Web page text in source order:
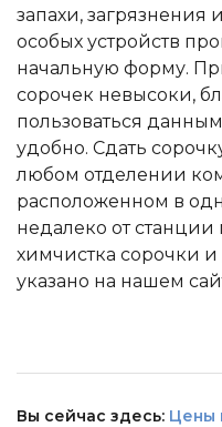
запахи, загрязнения
особых устройств
начальную форму.
сорочек невысоки,
пользоваться
удобно. Сдать
любом отделении
расположенном в
недалеко от станции
химчистка сорочки
указано на нашем
Вы сейчас здесь: Цены